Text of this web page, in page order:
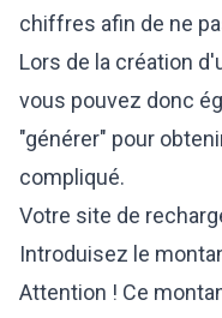
chiffres afin de ne
Lors de la création
vous pouvez donc
"générer" pour
compliqué.
Votre site de
Introduisez le
Attention ! Ce